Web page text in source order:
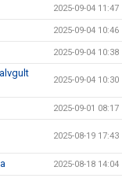
2025-09-04 11:47
2025-09-04 10:46
2025-09-04 10:38
2025-09-04 10:30
2025-09-01 08:17
2025-08-19 17:43
2025-08-18 14:04